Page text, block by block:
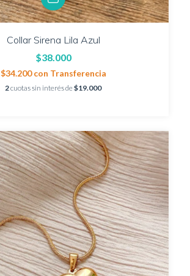
Collar Sirena Lila Azul
$38.000
$34.200con Transferencia
2cuotas sin interés de$19.000